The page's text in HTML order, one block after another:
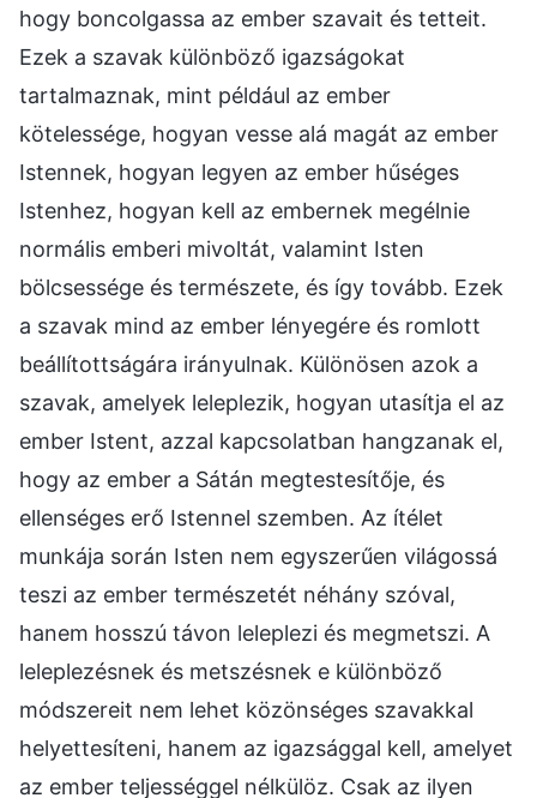
hogy boncolgassa az ember szavait és tetteit.
Ezek a szavak különböző igazságokat
tartalmaznak, mint például az ember
kötelessége, hogyan vesse alá magát az ember
Istennek, hogyan legyen az ember hűséges
Istenhez, hogyan kell az embernek megélnie
normális emberi mivoltát, valamint Isten
bölcsessége és természete, és így tovább. Ezek
a szavak mind az ember lényegére és romlott
beállítottságára irányulnak. Különösen azok a
szavak, amelyek leleplezik, hogyan utasítja el az
ember Istent, azzal kapcsolatban hangzanak el,
hogy az ember a Sátán megtestesítője, és
ellenséges erő Istennel szemben. Az ítélet
munkája során Isten nem egyszerűen világossá
teszi az ember természetét néhány szóval,
hanem hosszú távon leleplezi és megmetszi. A
leleplezésnek és metszésnek e különböző
módszereit nem lehet közönséges szavakkal
helyettesíteni, hanem az igazsággal kell, amelyet
az ember teljességgel nélkülöz. Csak az ilyen